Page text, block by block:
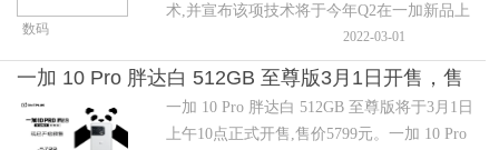
术,并宣布该项技术将于今年Q2在一加新品上
首发搭载。长寿版150W 超级闪充技术不仅可
以实现5分钟充至50%,更将电池寿命提升至行
业标准的两倍,在保证大功率闪充的同时延长
电池寿命。
数码 2022-03-01
一加 10 Pro 胖达白 512GB 至尊版3月1日开售，售
价5799元
一加 10 Pro 胖达白 512GB 至尊版将于3月1日
上午10点正式开售,售价5799元。一加 10 Pro